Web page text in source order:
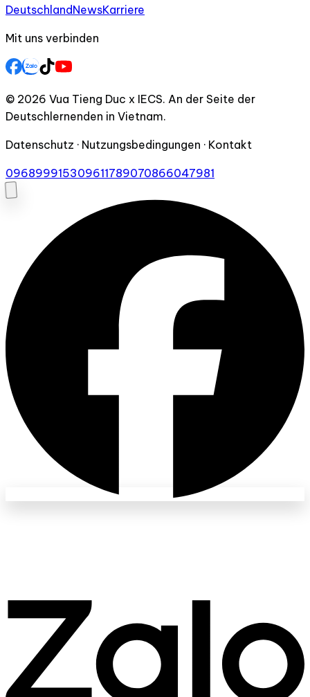
DeutschlandNewsKarriere
Mit uns verbinden
© 2026 Vua Tieng Duc x IECS. An der Seite der
Deutschlernenden in Vietnam.
Datenschutz · Nutzungsbedingungen · Kontakt
096899915309611789070866047981